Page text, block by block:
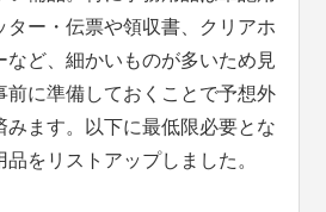
ター・伝票や領収書、クリアホ
など、細かいものが多いため見
前に準備しておくことで予想外
みます。以下に最低限必要とな
をリストアップしました。